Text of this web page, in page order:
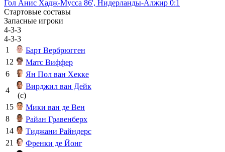
Гол Анис Хадж-Мусса 86', Нидерланды-Алжир 0:1
Стартовые составы
Запасные игроки
4-3-3
4-3-3
1
Барт Вербрюгген
12
Матс Виффер
6
Ян Пол ван Хекке
4
Вирджил ван Дейк
(c)
15
Мики ван де Вен
8
Райан Гравенберх
14
Тиджани Райндерс
21
Френки де Йонг